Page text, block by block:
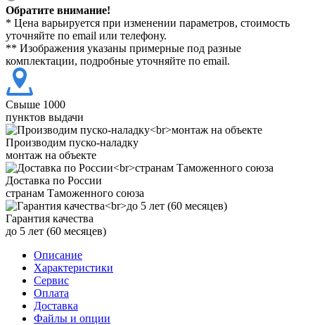
Обратите внимание!
* Цена варьируется при изменении параметров, стоимость
уточняйте по email или телефону.
** Изображения указаны примерные под разные
комплектации, подробные уточняйте по email.
Свыше 1000
пунктов выдачи
Производим пуско-наладку
монтаж на объекте
Доставка по России
странам Таможенного союза
Гарантия качества
до 5 лет (60 месяцев)
Описание
Характеристики
Сервис
Оплата
Доставка
Файлы и опции